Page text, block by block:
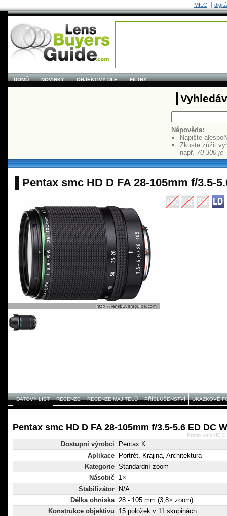
MILC
DOMŮ NOVINKY OBJEKTIVY DLE FILTRY
Nápověda:
Napište
Zkuste zúžit
např. 70 300 je
Pentax smc HD D FA 28-105mm f/3.5-
DATOVÝ LIST RECENZE RECENZE MAJITELŮ PŘÍSLUŠENSTVÍ UKÁZKOVÉ
Pentax smc HD D FA 28-105mm f/3.5-5.6 ED DC
Dostupní výrobci
Pentax K
Aplikace
Portrét, Krajina, Architektura
Kategorie Standardní zoom
Násobič 1×
Stabilizátor
N/A
Délka ohniska 28 - 105 mm (3,8× zoom)
Konstrukce objektivu
15 položek v 11 skupinách
Pentax smc HD